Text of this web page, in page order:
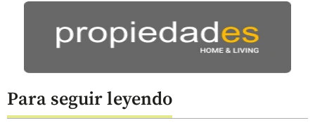
Para seguir leyendo